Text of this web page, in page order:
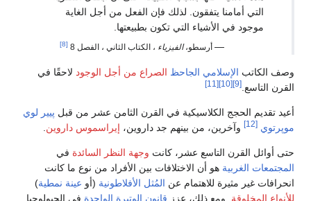
التي أمامنا يتفقون. لذلك فإن الفعل من أجل الغاية
موجود في الأشياء التي تكون بطبيعتها.
— أرسطو،الفيزياء ، الكتاب الثاني ، الفصل 8 [8]
وصف الكاتب الإسلامي الجاحظ الصراع من أجل الوجود لاحقًا في
القرن التاسع. [9]
[10]
[11]
أعيد تقديم الحجج الكلاسيكية في القرن الثامن عشر من قبل پيير لوي
موپرتوي [12] وآخرين، من بينهم جد داروين، إيراسموس داروين
حتى أوائل القرن التاسع عشر، كانت وجهة النظر السائدة في
المجتمعات الغربية هو أن الاختلافات بين الأفراد من نوع ما كانت
انحرافات غير مثيرة للاهتمام عن المُثل الأفلاطونية (أو عينة نمطية)
للأنواع المخلوقة . ومع ذلك، عزز قانون الوتيرة الواحدة في الجيولوجيا